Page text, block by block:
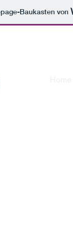
Baukasten von